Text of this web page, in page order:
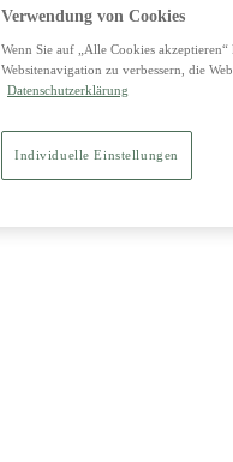
Verwendung von Cookies
Wenn Sie auf „Alle Cookies
Websitenavigation zu verbessern, die
Datenschutzerklärung
Individuelle Einstellungen